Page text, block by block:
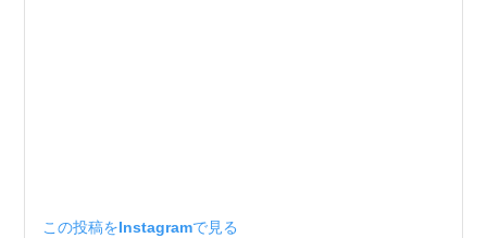
この投稿をInstagramで見る